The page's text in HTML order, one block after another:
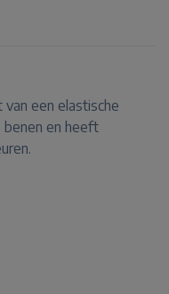
een elastische
en heeft